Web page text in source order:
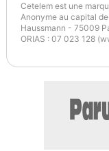
Siège conducteur et
Sièges Electriques
Système audio de
Volant Multifonctions
Cetelem est une
Anonyme au capital
Haussmann - 75009
ORIAS : 07 023 128